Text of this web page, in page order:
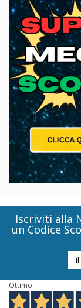
Iscriviti alla
un Codice
Ottimo